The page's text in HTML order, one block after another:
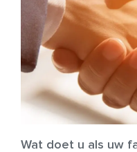
Wat doet u als uw